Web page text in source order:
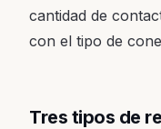
cantidad de
con el tipo de
Tres tipos de